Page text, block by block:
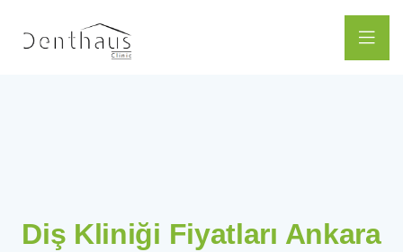
Diş Kliniği Fiyatları Ankara